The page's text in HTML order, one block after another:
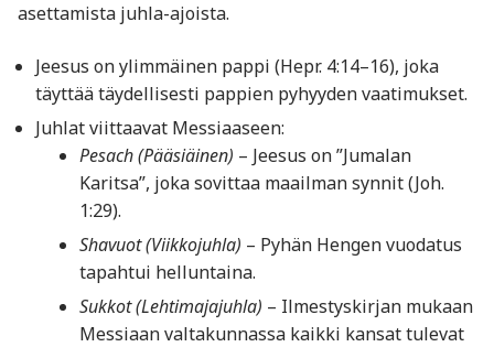
asettamista juhla-ajoista.
Jeesus on ylimmäinen pappi (Hepr. 4:14–16), joka
täyttää täydellisesti pappien pyhyyden vaatimukset.
Juhlat viittaavat Messiaaseen:
Pesach (Pääsiäinen) – Jeesus on ”Jumalan
Karitsa”, joka sovittaa maailman synnit (Joh.
1:29).
Shavuot (Viikkojuhla) – Pyhän Hengen vuodatus
tapahtui helluntaina.
Sukkot (Lehtimajajuhla) – Ilmestyskirjan mukaan
Messiaan valtakunnassa kaikki kansat tulevat